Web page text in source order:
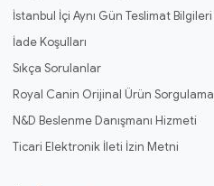
İstanbul İçi Aynı Gün Teslimat Bilgileri
İade Koşulları
Sıkça Sorulanlar
Royal Canin Orijinal Ürün Sorgulama
N&D Beslenme Danışmanı Hizmeti
Ticari Elektronik İleti İzin Metni